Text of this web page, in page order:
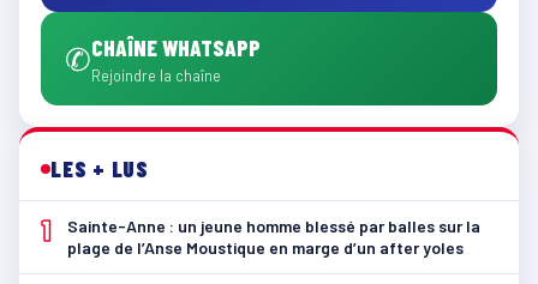
✆CHAÎNE WHATSAPP
Rejoindre la chaîne
LES + LUS
1
Sainte-Anne : un jeune homme blessé par balles sur la
plage de l’Anse Moustique en marge d’un after yoles